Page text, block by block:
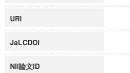
URI
JaLCDOI
NII論文ID